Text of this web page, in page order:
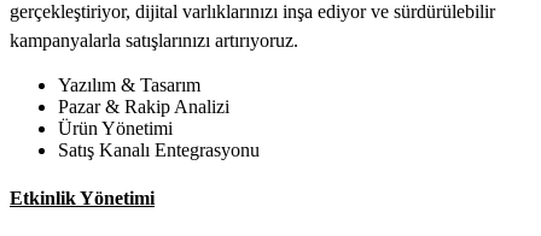
gerçekleştiriyor, dijital varlıklarınızı inşa ediyor ve sürdürülebilir
kampanyalarla satışlarınızı artırıyoruz.
Yazılım & Tasarım
Pazar & Rakip Analizi
Ürün Yönetimi
Satış Kanalı Entegrasyonu
Etkinlik Yönetimi